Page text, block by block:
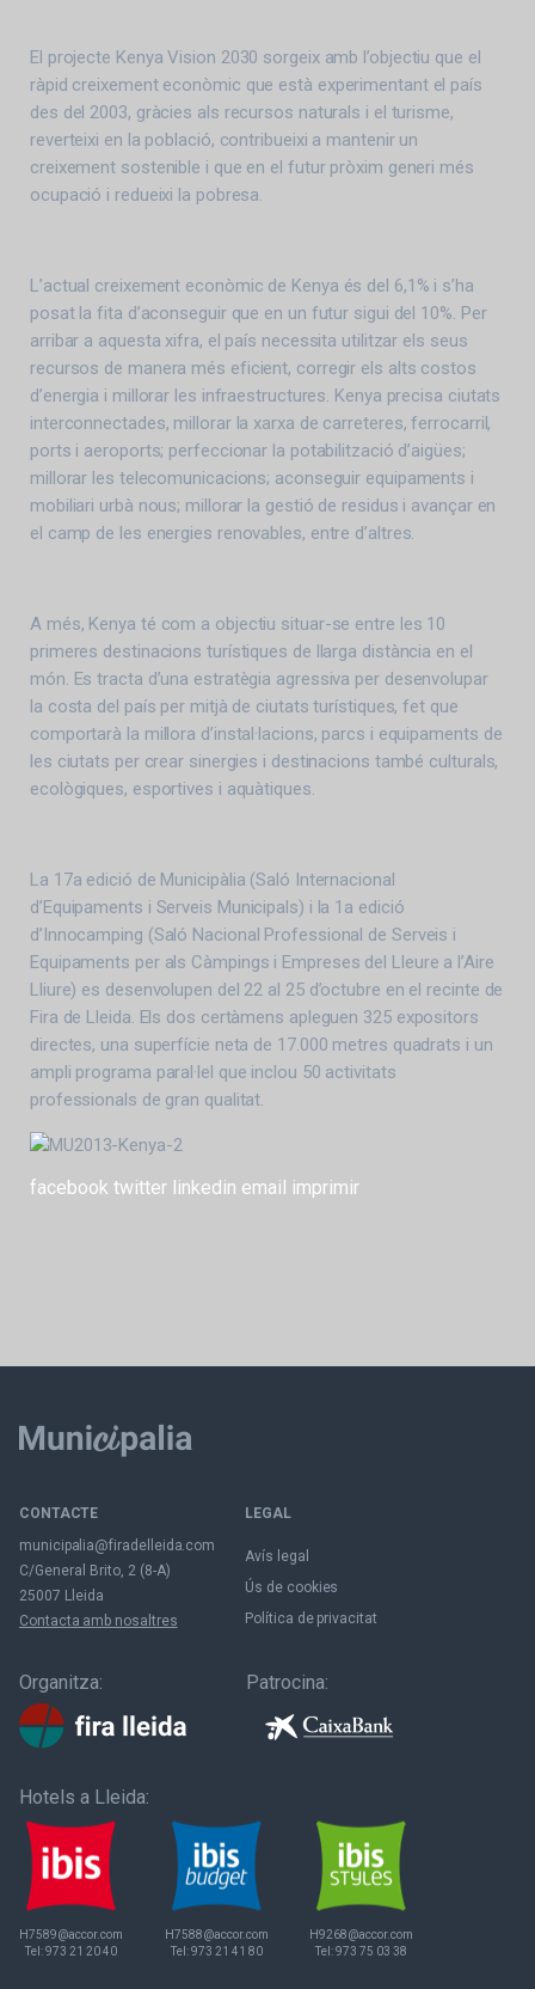
El projecte Kenya Vision 2030 sorgeix amb l’objectiu que el
ràpid creixement econòmic que està experimentant el país
des del 2003, gràcies als recursos naturals i el turisme,
reverteixi en la població, contribueixi a mantenir un
creixement sostenible i que en el futur pròxim generi més
ocupació i redueixi la pobresa.
L’actual creixement econòmic de Kenya és del 6,1% i s’ha
posat la fita d’aconseguir que en un futur sigui del 10%. Per
arribar a aquesta xifra, el país necessita utilitzar els seus
recursos de manera més eficient, corregir els alts costos
d’energia i millorar les infraestructures. Kenya precisa ciutats
interconnectades, millorar la xarxa de carreteres, ferrocarril,
ports i aeroports; perfeccionar la potabilització d’aigües;
millorar les telecomunicacions; aconseguir equipaments i
mobiliari urbà nous; millorar la gestió de residus i avançar en
el camp de les energies renovables, entre d’altres.
A més, Kenya té com a objectiu situar-se entre les 10
primeres destinacions turístiques de llarga distància en el
món. Es tracta d’una estratègia agressiva per desenvolupar
la costa del país per mitjà de ciutats turístiques, fet que
comportarà la millora d’instal·lacions, parcs i equipaments de
les ciutats per crear sinergies i destinacions també culturals,
ecològiques, esportives i aquàtiques.
La 17a edició de Municipàlia (Saló Internacional
d’Equipaments i Serveis Municipals) i la 1a edició
d’Innocamping (Saló Nacional Professional de Serveis i
Equipaments per als Càmpings i Empreses del Lleure a l’Aire
Lliure) es desenvolupen del 22 al 25 d’octubre en el recinte de
Fira de Lleida. Els dos certàmens apleguen 325 expositors
directes, una superfície neta de 17.000 metres quadrats i un
ampli programa paral·lel que inclou 50 activitats
professionals de gran qualitat.
facebook twitter linkedin email imprimir
CONTACTE
municipalia@firadelleida.com
C/General Brito, 2 (8-A)
25007 Lleida
Contacta amb nosaltres
LEGAL
Avís legal
Ús de cookies
Política de privacitat
Organitza: Patrocina:
Hotels a Lleida:
H7589@accor.com
Tel:973 21 20 40
H7588@accor.com
Tel:973 21 41 80
H9268@accor.com
Tel:973 75 03 38